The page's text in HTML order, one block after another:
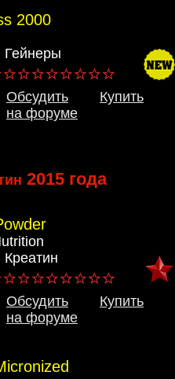
2000
Гейнеры
Обсудить
на форуме
Купить
2015 года
Креатин
Обсудить
на форуме
Купить